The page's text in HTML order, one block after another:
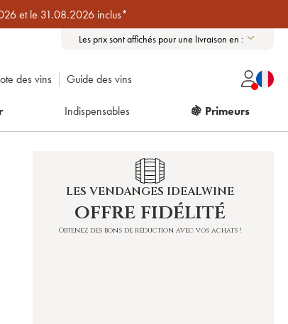
et le 31.08.2026 inclus*
Les prix sont affichés pour une livraison en :
des vins Guide des vins
Indispensables 🍇 Primeurs
LES VENDANGES IDEALWINE
offre fidélité
Obtenez des bons de réduction avec vos achats !